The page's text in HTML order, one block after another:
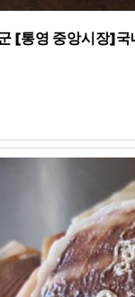
[통영 중앙시장]국